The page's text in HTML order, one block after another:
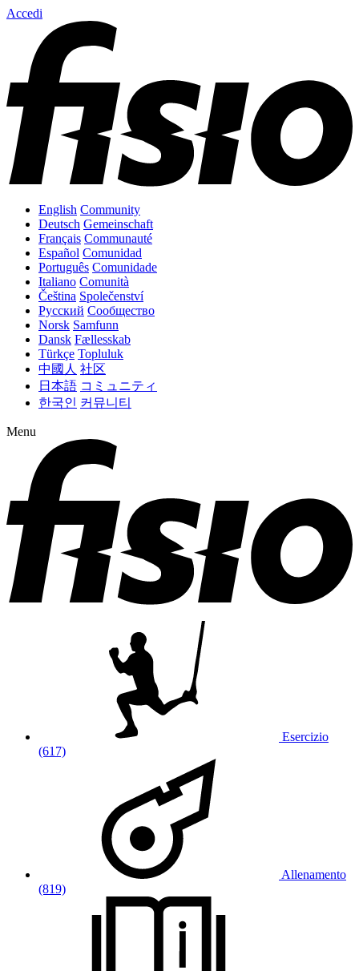
Accedi
English Community
Deutsch Gemeinschaft
Français Communauté
Español Comunidad
Português Comunidade
Italiano Comunità
Čeština Společenství
Русский Сообщество
Norsk Samfunn
Dansk Fællesskab
Türkçe Topluluk
中國人 社区
日本語 コミュニティ
한국인 커뮤니티
Menu
Esercizio
(617)
Allenamento
(819)